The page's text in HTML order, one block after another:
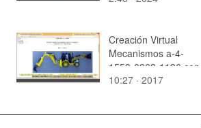
Creación Virtual
Mecanismos a-4-
1553-0963-1136 con
Solidworks - 1 de 9
10:27 · 2017